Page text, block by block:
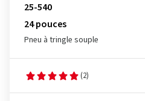
25-540
24 pouces
Pneu à tringle souple
(2)